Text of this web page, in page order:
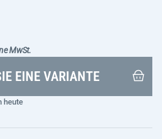
MwSt.
EINE VARIANTE
heute